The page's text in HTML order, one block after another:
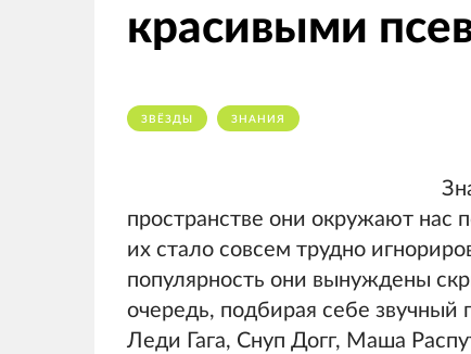
красивыми
ЗВЁЗДЫ ЗНАНИЯ
пространстве они окружают нас
их стало совсем трудно
популярность они вынуждены
очередь, подбирая себе звучный
Леди Гага, Снуп Догг, Маша